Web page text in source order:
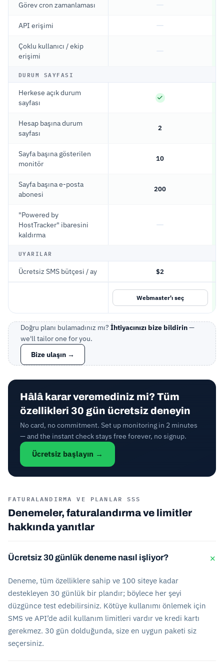
Görev cron zamanlaması
API erişimi
Çoklu kullanıcı / ekip
erişimi
DURUM SAYFASI
Herkese açık durum
sayfası
Hesap başına durum
sayfası
2
Sayfa başına gösterilen
monitör
10
Sayfa başına e-posta
abonesi
200
"Powered by
HostTracker" ibaresini
kaldırma
UYARILAR
Ücretsiz SMS bütçesi / ay $2
Webmaster'ı seç
Doğru planı bulamadınız mı? İhtiyacınızı bize bildirin—
we'll tailor one for you.
Bize ulaşın →
Hâlâ karar veremediniz mi? Tüm
özellikleri 30 gün ücretsiz deneyin
No card, no commitment. Set up monitoring in 2 minutes
— and the instant check stays free forever, no signup.
Ücretsiz başlayın →
FATURALANDIRMA VE PLANLAR SSS
Denemeler, faturalandırma ve limitler
hakkında yanıtlar
Ücretsiz 30 günlük deneme nasıl işliyor? ×
Deneme, tüm özelliklere sahip ve 100 siteye kadar
destekleyen 30 günlük bir plandır; böylece her şeyi
düzgünce test edebilirsiniz. Kötüye kullanımı önlemek için
SMS ve API’de adil kullanım limitleri vardır ve kredi kartı
gerekmez. 30 gün dolduğunda, size en uygun paketi siz
seçersiniz.